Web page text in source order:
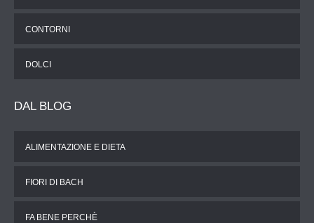
CONTORNI
DOLCI
DAL BLOG
ALIMENTAZIONE E DIETA
FIORI DI BACH
FA BENE PERCHÈ